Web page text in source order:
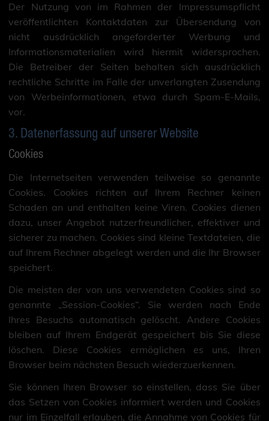
Der Nutzung von im Rahmen der Impressumspflicht
veröffentlichten Kontaktdaten zur Übersendung von
nicht ausdrücklich angeforderter Werbung und
Informationsmaterialien wird hiermit widersprochen.
Die Betreiber der Seiten behalten sich ausdrücklich
rechtliche Schritte im Falle der unverlangten Zusendung
von Werbeinformationen, etwa durch Spam-E-Mails,
vor.
3. Datenerfassung auf unserer Website
Cookies
Die Internetseiten verwenden teilweise so genannte
Cookies. Cookies richten auf Ihrem Rechner keinen
Schaden an und enthalten keine Viren. Cookies dienen
dazu, unser Angebot nutzerfreundlicher, effektiver und
sicherer zu machen. Cookies sind kleine Textdateien, die
auf Ihrem Rechner abgelegt werden und die Ihr Browser
speichert.
Die meisten der von uns verwendeten Cookies sind so
genannte „Session-Cookies“. Sie werden nach Ende
Ihres Besuchs automatisch gelöscht. Andere Cookies
bleiben auf Ihrem Endgerät gespeichert bis Sie diese
löschen. Diese Cookies ermöglichen es uns, Ihren
Browser beim nächsten Besuch wiederzuerkennen.
Sie können Ihren Browser so einstellen, dass Sie über
das Setzen von Cookies informiert werden und Cookies
nur im Einzelfall erlauben, die Annahme von Cookies für